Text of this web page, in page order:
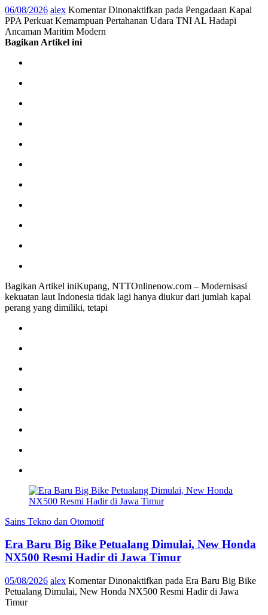
06/08/2026 alex Komentar Dinonaktifkan pada Pengadaan Kapal
PPA Perkuat Kemampuan Pertahanan Udara TNI AL Hadapi
Ancaman Maritim Modern
Bagikan Artikel ini
Bagikan Artikel iniKupang, NTTOnlinenow.com – Modernisasi
kekuatan laut Indonesia tidak lagi hanya diukur dari jumlah kapal
perang yang dimiliki, tetapi
Sains Tekno dan Otomotif
Era Baru Big Bike Petualang Dimulai, New Honda
NX500 Resmi Hadir di Jawa Timur
05/08/2026 alex Komentar Dinonaktifkan pada Era Baru Big Bike
Petualang Dimulai, New Honda NX500 Resmi Hadir di Jawa
Timur